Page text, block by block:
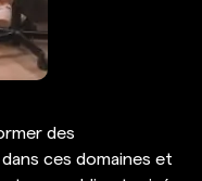
des
ces domaines et